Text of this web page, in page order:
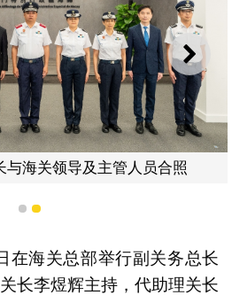
下一
与海关领导及主管人员合照
1 2
在海关总部举行副关务总长
长李煜辉主持，代助理关长